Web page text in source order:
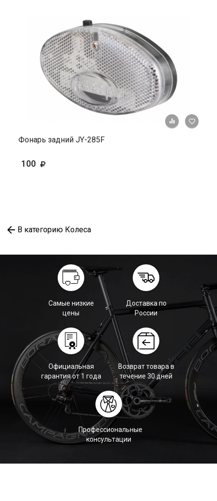
+ К
Фонарь задний JY-285F
100
В категорию Колеса
Самые низкие
цены
Доставка по
России
Официальная
гарантия от 1 года
Возврат товара в
течение 30 дней
Профессиональные
консультации